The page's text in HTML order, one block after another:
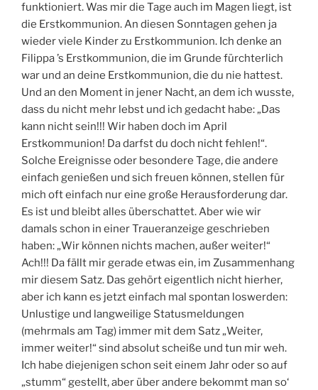
funktioniert. Was mir die Tage auch im Magen liegt, ist
die Erstkommunion. An diesen Sonntagen gehen ja
wieder viele Kinder zu Erstkommunion. Ich denke an
Filippa ’s Erstkommunion, die im Grunde fürchterlich
war und an deine Erstkommunion, die du nie hattest.
Und an den Moment in jener Nacht, an dem ich wusste,
dass du nicht mehr lebst und ich gedacht habe: „Das
kann nicht sein!!! Wir haben doch im April
Erstkommunion! Da darfst du doch nicht fehlen!“.
Solche Ereignisse oder besondere Tage, die andere
einfach genießen und sich freuen können, stellen für
mich oft einfach nur eine große Herausforderung dar.
Es ist und bleibt alles überschattet. Aber wie wir
damals schon in einer Traueranzeige geschrieben
haben: „Wir können nichts machen, außer weiter!“
Ach!!! Da fällt mir gerade etwas ein, im Zusammenhang
mir diesem Satz. Das gehört eigentlich nicht hierher,
aber ich kann es jetzt einfach mal spontan loswerden:
Unlustige und langweilige Statusmeldungen
(mehrmals am Tag) immer mit dem Satz „Weiter,
immer weiter!“ sind absolut scheiße und tun mir weh.
Ich habe diejenigen schon seit einem Jahr oder so auf
„stumm“ gestellt, aber über andere bekommt man so‘